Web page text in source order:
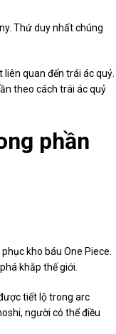
Thứ duy nhất chúng
quan đến trái ác quỷ.
theo cách trái ác quỷ
phần
kho báu One Piece.
khắp thế giới.
tiết lộ trong arc
người có thể điều